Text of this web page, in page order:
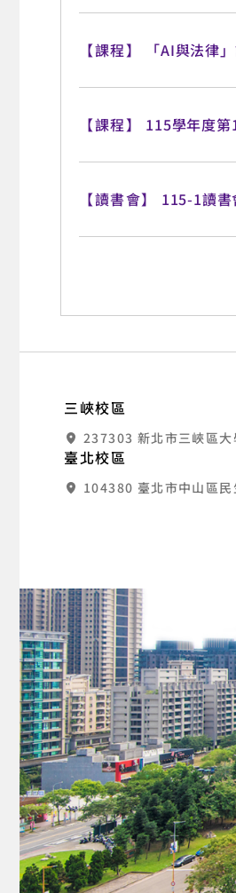
【課程】 「AI與法律
【課程】 115學年度
【讀書會】 115-1讀書
三峽校區
237303 新北市三峽區
臺北校區
104380 臺北市中山區